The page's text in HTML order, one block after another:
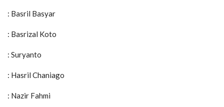
: Basril Basyar
: Basrizal Koto
: Suryanto
: Hasril Chaniago
: Nazir Fahmi